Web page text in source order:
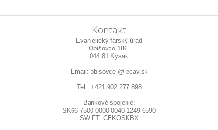
Kontakt
Evanjelický farský úrad
Obišovce 186
044 81 Kysak
Email: obisovce @ ecav.sk
Tel.: +421 902 277 898
Bankové spojenie:
SK66 7500 0000 0040 1249 6590
SWIFT: CEKOSKBX